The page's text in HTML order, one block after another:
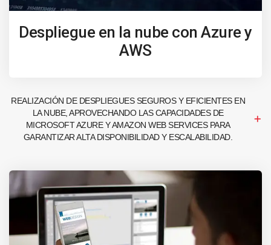
Despliegue en la nube con Azure y
AWS
REALIZACIÓN DE DESPLIEGUES SEGUROS Y EFICIENTES EN
LA NUBE, APROVECHANDO LAS CAPACIDADES DE
MICROSOFT AZURE Y AMAZON WEB SERVICES PARA
GARANTIZAR ALTA DISPONIBILIDAD Y ESCALABILIDAD.